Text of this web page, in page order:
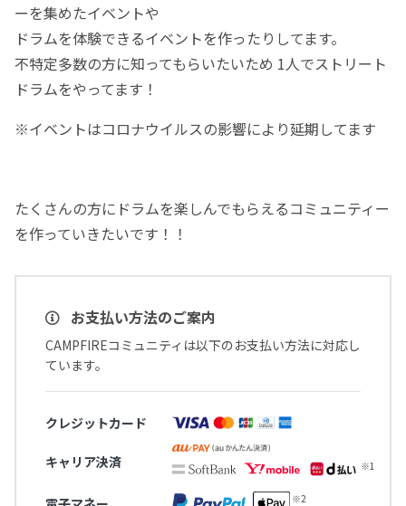
ーを集めたイベントや
ドラムを体験できるイベントを作ったりしてます。
不特定多数の方に知ってもらいたいため 1人でストリート
ドラムをやってます！
※イベントはコロナウイルスの影響により延期してます
たくさんの方にドラムを楽しんでもらえるコミュニティー
を作っていきたいです！！
お支払い方法のご案内
CAMPFIREコミュニティは以下のお支払い方法に対応し
ています。
クレジットカード
キャリア決済